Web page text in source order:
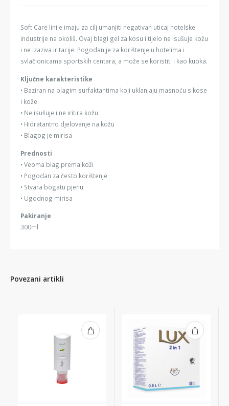
Soft Care linije imaju za cilj umanjiti negativan uticaj hotelske
industrije na okoliš. Ovaj blagi gel za kosu i tijelo ne isušuje kožu
i ne izaziva iritacije. Pogodan je za korištenje u hotelima i
svlačionicama sportskih centara, a može se koristiti i kao kupka.
Ključne karakteristike
• Baziran na blagim surfaktantima koji uklanjaju masnoću s kose
i kože
• Ne isušuje i ne iritira kožu
• Hidratantno djelovanje na kožu
• Blagog je mirisa
Prednosti
• Veoma blag prema koži
• Pogodan za često korištenje
• Stvara bogatu pjenu
• Ugodnog mirisa
Pakiranje
300ml
Povezani artikli